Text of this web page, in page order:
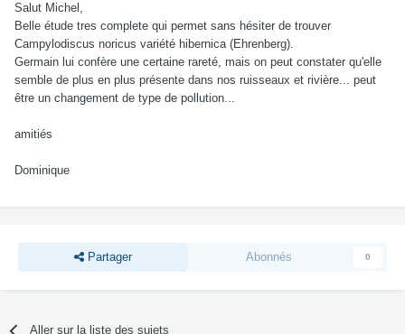
Salut Michel,
Belle étude tres complete qui permet sans hésiter de trouver
Campylodiscus noricus variété hibernica (Ehrenberg).
Germain lui confère une certaine rareté, mais on peut constater qu'elle
semble de plus en plus présente dans nos ruisseaux et rivière... peut
être un changement de type de pollution...
amitiés
Dominique
Partager Abonnés 0
Aller sur la liste des sujets